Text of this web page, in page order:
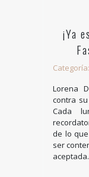
¡Ya
Categoría:
Lorena
contra
Cada
de lo
ser